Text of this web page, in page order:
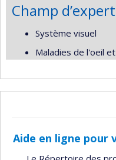
Champ
Système visuel
Maladies de l'oeil
Aide en ligne pour